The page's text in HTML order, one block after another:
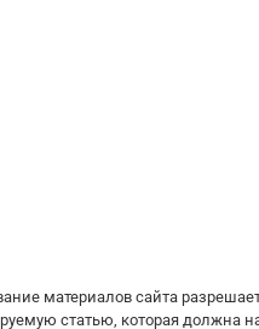
материалов сайта
статью, которая должна